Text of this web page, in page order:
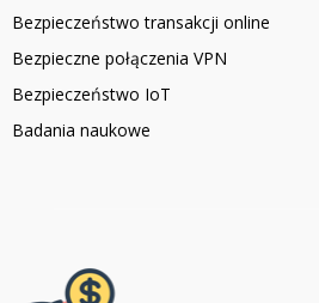
Bezpieczeństwo transakcji online
Bezpieczne połączenia VPN
Bezpieczeństwo IoT
Badania naukowe